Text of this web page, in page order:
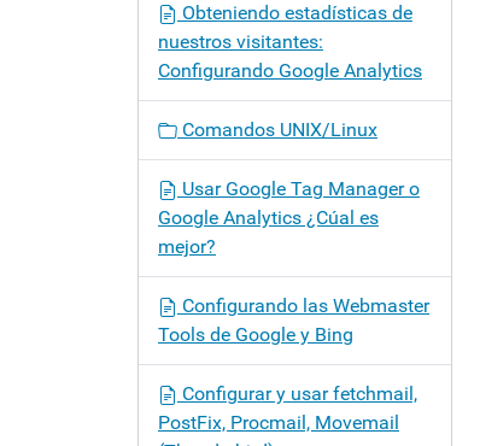
Obteniendo estadísticas de
nuestros visitantes:
Configurando Google Analytics
Comandos UNIX/Linux
Usar Google Tag Manager o
Google Analytics ¿Cúal es
mejor?
Configurando las Webmaster
Tools de Google y Bing
Configurar y usar fetchmail,
PostFix, Procmail, Movemail